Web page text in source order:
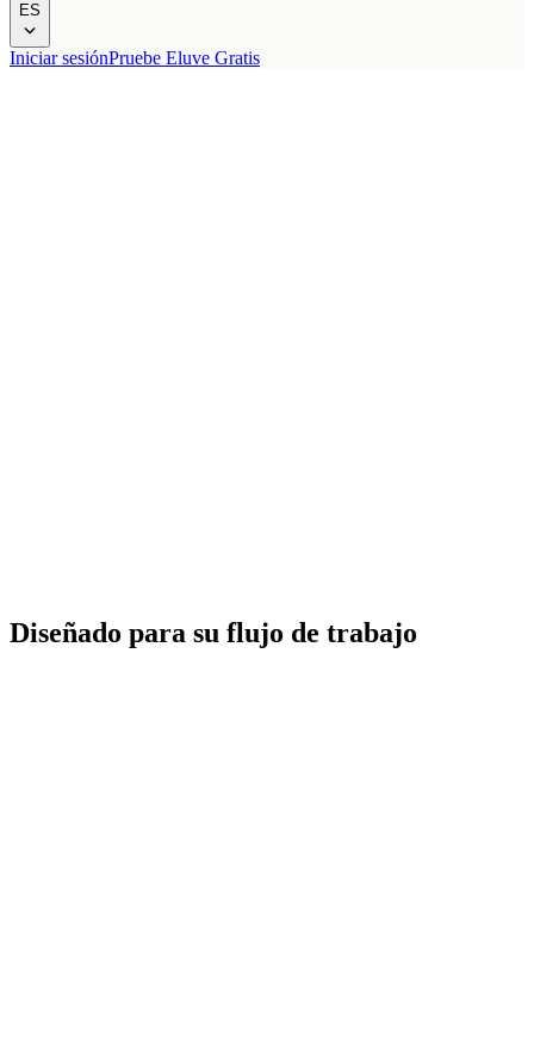
ES
Iniciar sesiónPruebe Eluve Gratis
Diseñado para su flujo de trabajo